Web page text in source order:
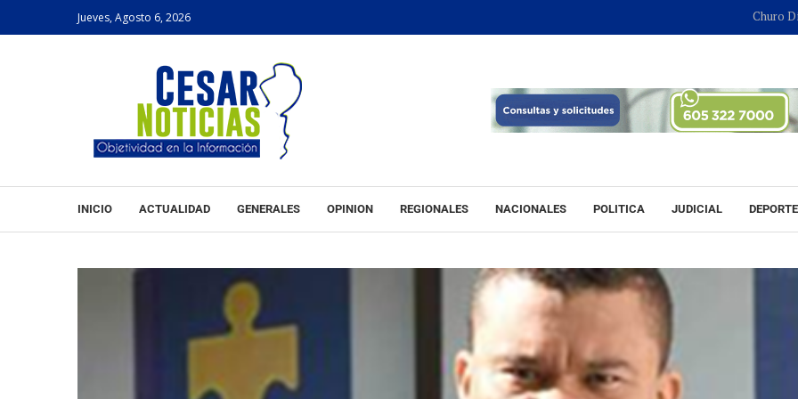
Jueves, Agosto 6, 2026 Churo Díaz
INICIO ACTUALIDAD GENERALES OPINION REGIONALES NACIONALES POLITICA JUDICIAL